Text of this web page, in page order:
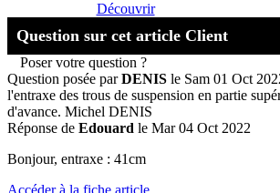
Découvrir
Question sur cet article Client
Poser votre question ?
Question posée parDENIS le Sam 01 Oct
l'entraxe des trous de suspension en partie
d'avance. Michel DENIS
Réponse de Edouard le Mar 04 Oct 2022
Bonjour, entraxe : 41cm